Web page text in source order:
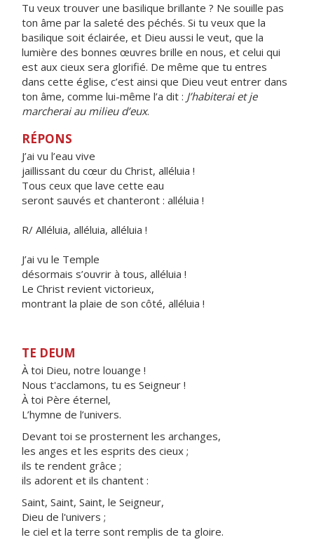
Tu veux trouver une basilique brillante ? Ne souille pas
ton âme par la saleté des péchés. Si tu veux que la
basilique soit éclairée, et Dieu aussi le veut, que la
lumière des bonnes œuvres brille en nous, et celui qui
est aux cieux sera glorifié. De même que tu entres
dans cette église, c’est ainsi que Dieu veut entrer dans
ton âme, comme lui-même l’a dit : J’habiterai et je
marcherai au milieu d’eux.
RÉPONS
J’ai vu l’eau vive
jaillissant du cœur du Christ, alléluia !
Tous ceux que lave cette eau
seront sauvés et chanteront : alléluia !
R/ Alléluia, alléluia, alléluia !
J’ai vu le Temple
désormais s’ouvrir à tous, alléluia !
Le Christ revient victorieux,
montrant la plaie de son côté, alléluia !
TE DEUM
À toi Dieu, notre louange !
Nous t'acclamons, tu es Seigneur !
À toi Père éternel,
L’hymne de l’univers.
Devant toi se prosternent les archanges,
les anges et les esprits des cieux ;
ils te rendent grâce ;
ils adorent et ils chantent :
Saint, Saint, Saint, le Seigneur,
Dieu de l'univers ;
le ciel et la terre sont remplis de ta gloire.